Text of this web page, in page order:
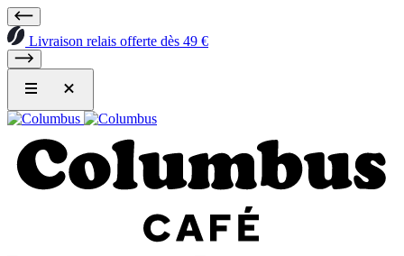
Livraison relais offerte dès 49 €